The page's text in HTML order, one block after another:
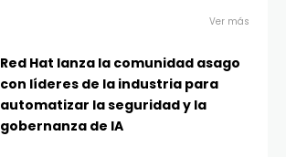
Ver más
Red Hat lanza la comunidad asago
con líderes de la industria para
automatizar la seguridad y la
gobernanza de IA